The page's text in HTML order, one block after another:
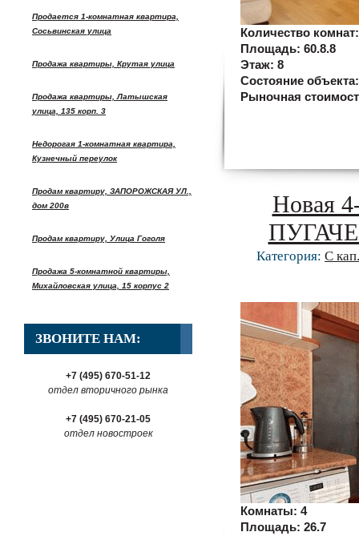
Продается 1-комнатная квартира,
Сосьвинская улица
Продажа квартиры, Крутая улица
Продажа квартиры, Латышская
улица, 135 корп. 3
Недорогая 1-комнатная квартира,
Кузнечный переулок
Продам квартиру, ЗАПОРОЖСКАЯ УЛ.,
дом 200в
Продам квартиру, Улица Гоголя
Продажа 5-комнатной квартиры,
Михайловская улица, 15 корпус 2
ЗВОНИТЕ НАМ:
+7 (495) 670-51-12
отдел вторичного рынка
+7 (495) 670-21-05
отдел новостроек
Количество
Площадь: 60.8.8
Этаж: 8
Состояние
Рыночная
Новая
Категория: С
Комнаты: 4
Площадь: 26.7